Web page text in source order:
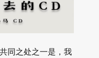
同之处之一是，我